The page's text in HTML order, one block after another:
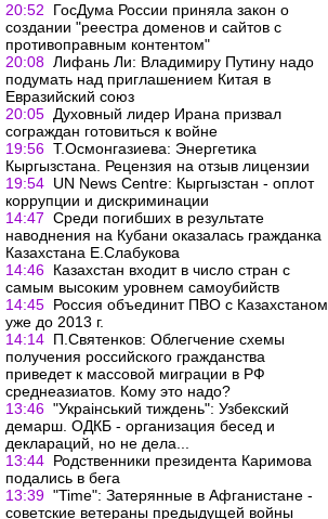
20:52
ГосДума России приняла закон о
создании "реестра доменов и сайтов с
противоправным контентом"
20:08 Лифань Ли: Владимиру Путину надо
подумать над приглашением Китая в
Евразийский союз
20:05 Духовный лидер Ирана призвал
сограждан готовиться к войне
19:56 Т.Осмонгазиева: Энергетика
Кыргызстана. Рецензия на отзыв лицензии
19:54 UN News Centre: Кыргызстан - оплот
коррупции и дискриминации
14:47 Среди погибших в результате
наводнения на Кубани оказалась гражданка
Казахстана Е.Слабукова
14:46 Казахстан входит в число стран с
самым высоким уровнем самоубийств
14:45 Россия объединит ПВО с Казахстаном
уже до 2013 г.
14:14 П.Святенков: Облегчение схемы
получения российского гражданства
приведет к массовой миграции в РФ
среднеазиатов. Кому это надо?
13:46 "Украiнський тиждень": Узбекский
демарш. ОДКБ - организация бесед и
деклараций, но не дела...
13:44 Родственники президента Каримова
подались в бега
13:39 "Time": Затерянные в Афганистане -
советские ветераны предыдущей войны